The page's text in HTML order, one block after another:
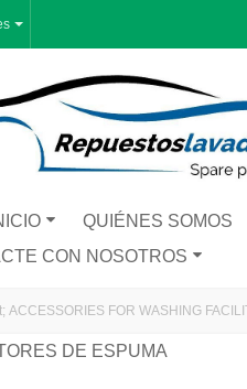
QUIÉNES SOMOS
CON NOSOTROS
ACCESSORIES FOR WASHING
DE ESPUMA